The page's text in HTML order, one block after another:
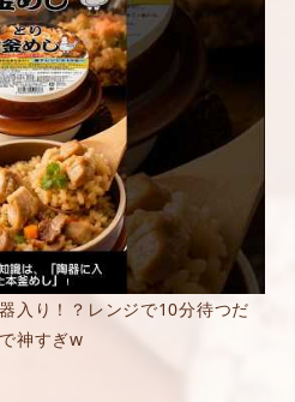
入り！？レンジで10分待つだ
神すぎw